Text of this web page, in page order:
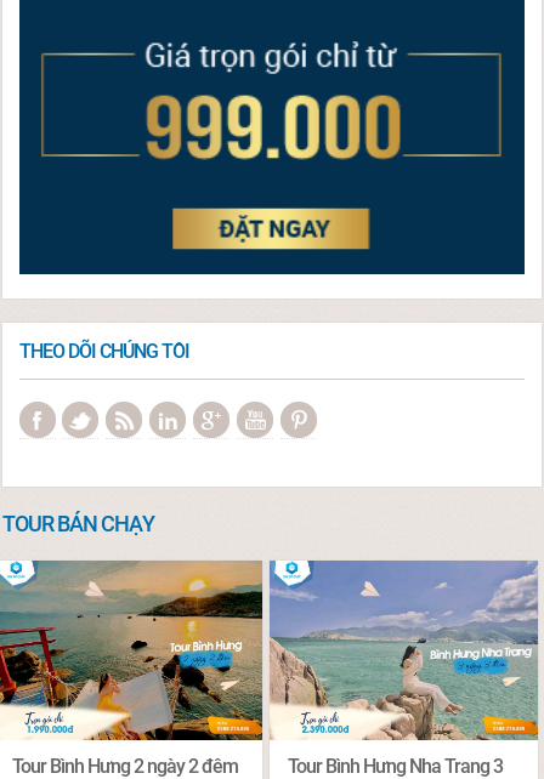
THEO DÕI CHÚNG TÔI
TOUR BÁN CHẠY
Tour Bình Hưng 2 ngày 2 đêm
Tour Bình Hưng Nha Trang 3